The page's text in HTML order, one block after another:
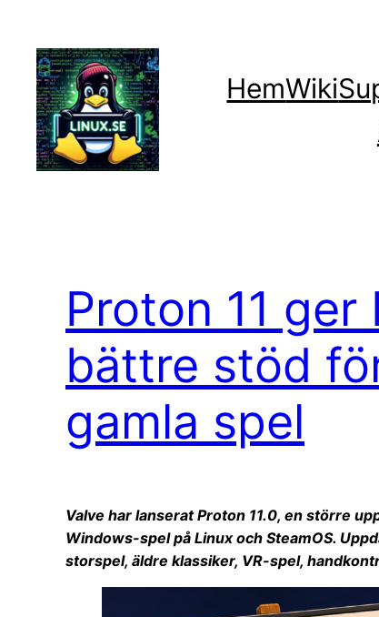
innehåll
HemWiki
Proton 11 ger
bättre stöd
gamla spel
Valve har lanserat Proton 11.0, en större
Windows-spel på Linux och SteamOS.
storspel, äldre klassiker, VR-spel,